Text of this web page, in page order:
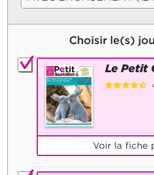
Choisir le(s)
Le Petit
Voir la fiche